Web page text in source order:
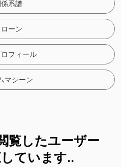
系譜
ーン
フィール
マシーン
覧したユーザー
ています..